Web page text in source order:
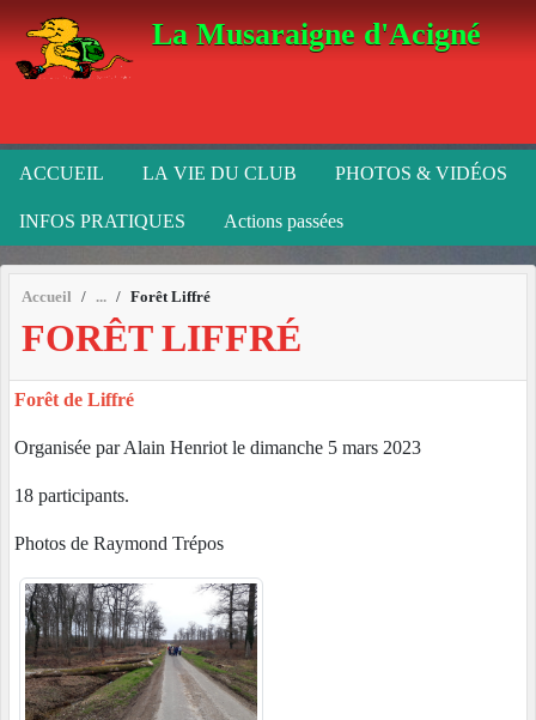
La Musaraigne d'Acigné
ACCUEIL LA VIE DU CLUB PHOTOS & VIDÉOS
INFOS PRATIQUES Actions passées
Accueil Forêt Liffré
FORÊT LIFFRÉ
Forêt de Liffré
Organisée par Alain Henriot le dimanche 5 mars 2023
18 participants.
Photos de Raymond Trépos
Panneau de gestion des cookies